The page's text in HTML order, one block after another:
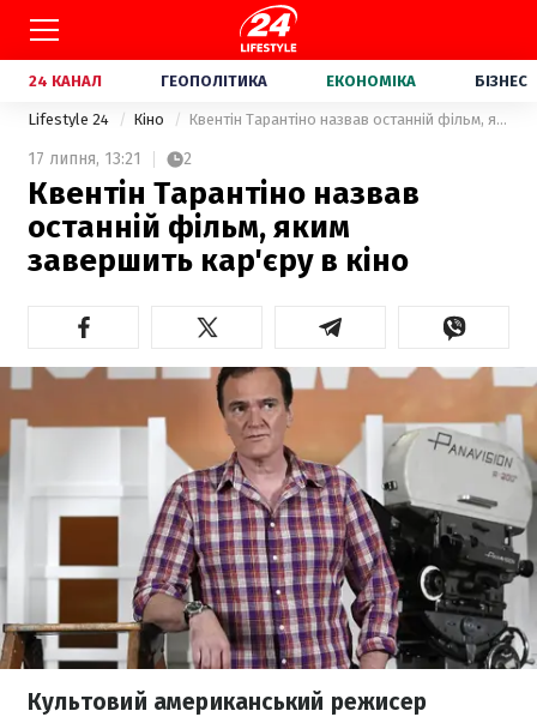
24 КАНАЛ ГЕОПОЛІТИКА ЕКОНОМІКА БІЗНЕС
Lifestyle 24 Кіно Квентін Тарантіно назвав останній фільм, яким завершить кар'єру в кіно
17 липня, 13:21 2
Квентін Тарантіно назвав
останній фільм, яким
завершить кар'єру в кіно
Культовий американський режисер